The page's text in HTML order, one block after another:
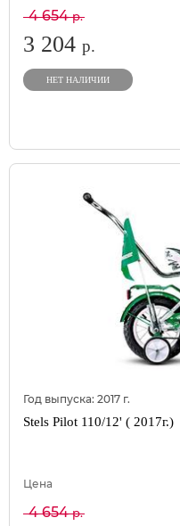
4 654р.
3 204 р.
НЕТ НАЛИЧИИ
Год выпуска: 2017 г.
Stels Pilot 110/12' ( 2017г.)
Цена
4 654р.